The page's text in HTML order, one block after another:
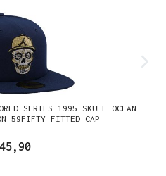
SERIES 1995 SKULL OCEAN
59FIFTY FITTED CAP